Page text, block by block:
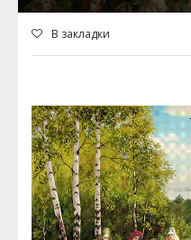
В закладки